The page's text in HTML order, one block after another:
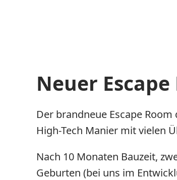
Neuer
Der brandneue Escape
High-Tech Manier mit vielen
Nach 10 Monaten Bauzeit,
Geburten (bei uns im